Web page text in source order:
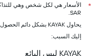
*
الأسعار هي لكل شخص وهي
SAR.
يحاول KAYAK بشكل دائم الحصول على الأسعار الدقيقة، ولكن
إليك السبب:
KAYAK ليس البائع